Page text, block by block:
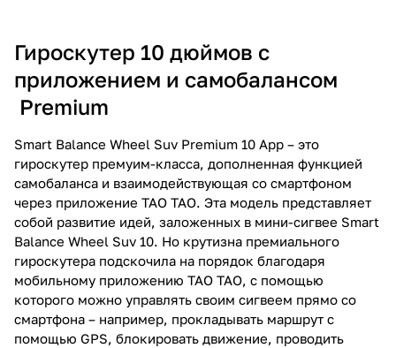
Гироскутер 10 дюймов с
приложением и самобалансом
Premium
Smart Balance Wheel Suv Premium 10 App – это
гироскутер премуим-класса, дополненная функцией
самобаланса и взаимодействующая со смартфоном
через приложение TAO TAO. Эта модель представляет
собой развитие идей, заложенных в мини-сигвее Smart
Balance Wheel Suv 10. Но крутизна премиального
гироскутера подскочила на порядок благодаря
мобильному приложению TAO TAO, с помощью
которого можно управлять своим сигвеем прямо со
смартфона – например, прокладывать маршрут с
помощью GPS, блокировать движение, проводить